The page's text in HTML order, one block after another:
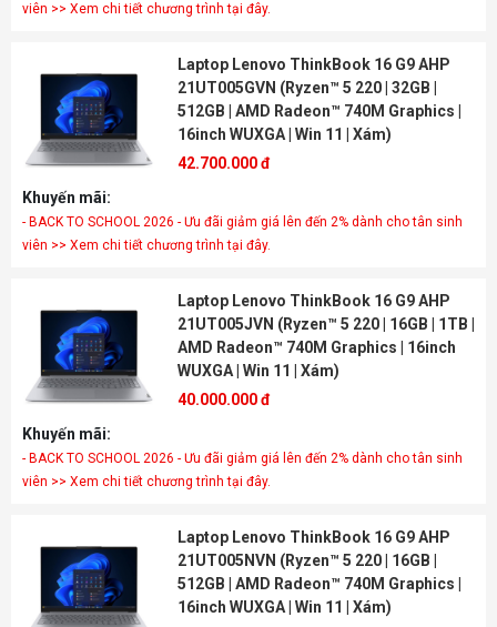
viên >> Xem chi tiết chương trình tại đây.
Laptop Lenovo ThinkBook 16 G9 AHP
21UT005GVN (Ryzen™ 5 220 | 32GB |
512GB | AMD Radeon™ 740M Graphics |
16inch WUXGA | Win 11 | Xám)
42.700.000 đ
Khuyến mãi:
- BACK TO SCHOOL 2026 - Ưu đãi giảm giá lên đến 2% dành cho tân sinh
viên >> Xem chi tiết chương trình tại đây.
Laptop Lenovo ThinkBook 16 G9 AHP
21UT005JVN (Ryzen™ 5 220 | 16GB | 1TB |
AMD Radeon™ 740M Graphics | 16inch
WUXGA | Win 11 | Xám)
40.000.000 đ
Khuyến mãi:
- BACK TO SCHOOL 2026 - Ưu đãi giảm giá lên đến 2% dành cho tân sinh
viên >> Xem chi tiết chương trình tại đây.
Laptop Lenovo ThinkBook 16 G9 AHP
21UT005NVN (Ryzen™ 5 220 | 16GB |
512GB | AMD Radeon™ 740M Graphics |
16inch WUXGA | Win 11 | Xám)